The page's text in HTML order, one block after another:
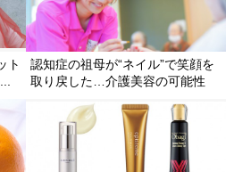
ト
認知症の祖母が“ネイル”で笑顔を
取り戻した…介護美容の可能性